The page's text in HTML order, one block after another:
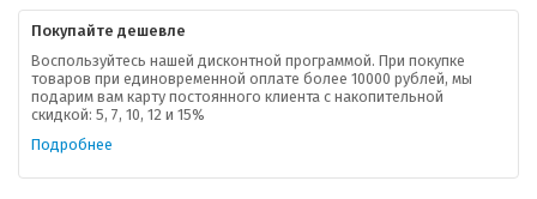
Покупайте дешевле
Воспользуйтесь нашей дисконтной программой. При покупке
товаров при единовременной оплате более 10000 рублей, мы
подарим вам карту постоянного клиента с накопительной
скидкой: 5, 7, 10, 12 и 15%
Подробнее
В помощь покупателю
Форма обратной связи